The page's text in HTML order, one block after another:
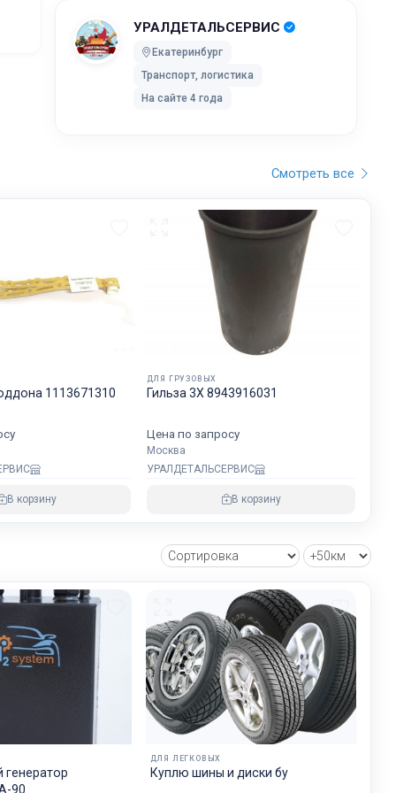
УРАЛДЕТАЛЬСЕРВИС
Екатеринбург
Транспорт, логистика
На сайте 4 года
Мы
на
и ЕС.
Смотреть все
1113671310
В корзину
ДЛЯ ГРУЗОВЫХ
Гильза 3X 8943916031
Цена по запросу
Москва
УРАЛДЕТАЛЬСЕРВИС
В корзину
90
ДЛЯ ЛЕГКОВЫХ
Куплю шины и диски бу